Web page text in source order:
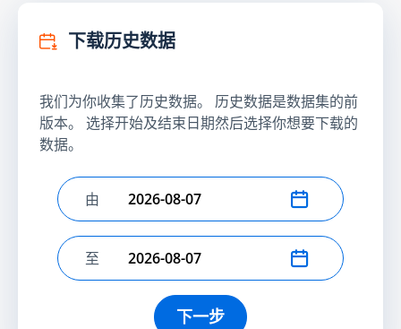
下载历史数据
我们为你收集了历史数据。 历史数据是数据集的前
版本。 选择开始及结束日期然后选择你想要下载的
数据。
选择开始日期
由
选择结束日期
至
下一步